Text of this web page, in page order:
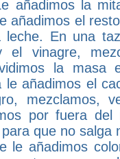
añadimos la
añadimos el
En una
el vinagre,
la masa
le añadimos el
mezclamos,
por fuera del
que no salga
le añadimos